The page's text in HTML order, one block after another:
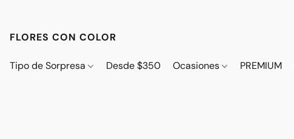
FLORES CON COLOR
Tipo de Sorpresa Desde $350 Ocasiones PREMIUM